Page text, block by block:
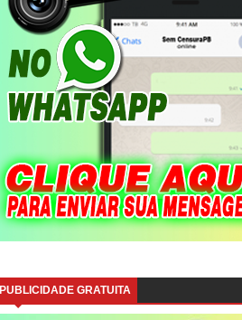
PUBLICIDADE GRATUITA